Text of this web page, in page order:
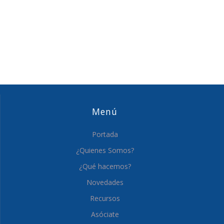
Menú
Portada
¿Quienes Somos?
¿Qué hacemos?
Novedades
Recursos
Asóciate